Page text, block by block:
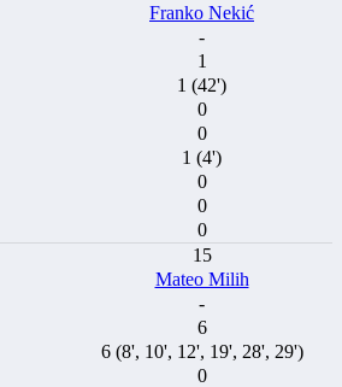
Franko Nekić
-
1
1 (42')
0
0
1 (4')
0
0
0
15
Mateo Milih
-
6
6 (8', 10', 12', 19', 28', 29')
0